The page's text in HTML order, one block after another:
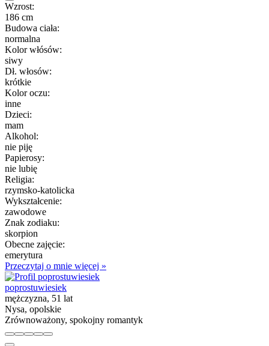
Wzrost:
186 cm
Budowa ciała:
normalna
Kolor włósów:
siwy
Dł. włosów:
krótkie
Kolor oczu:
inne
Dzieci:
mam
Alkohol:
nie piję
Papierosy:
nie lubię
Religia:
rzymsko-katolicka
Wykształcenie:
zawodowe
Znak zodiaku:
skorpion
Obecne zajęcie:
emerytura
Przeczytaj o mnie więcej »
poprostuwiesiek
mężczyzna, 51 lat
Nysa, opolskie
Zrównoważony, spokojny romantyk